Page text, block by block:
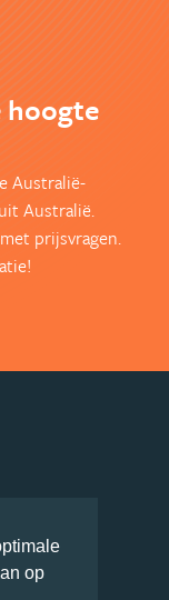
op
hoogte
Australië-
Australië.
prijsvragen.
Cookies